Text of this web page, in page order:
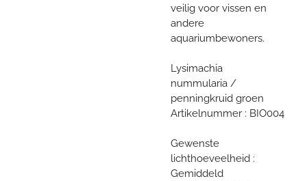
veilig voor vissen en
andere
aquariumbewoners.
Lysimachia
nummularia /
penningkruid groen
Artikelnummer : BIO004
Gewenste
lichthoeveelheid :
Gemiddeld